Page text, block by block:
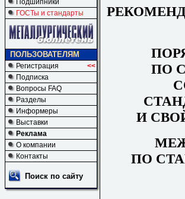
Подшипники
ГОСТы и стандарты
ПОЛЬЗОВАТЕЛЯМ
Регистрация
<<
Подписка
Вопросы FAQ
Разделы
Информеры
Выставки
Реклама
О компании
Контакты
Поиск по сайту
ПО
И
ПО